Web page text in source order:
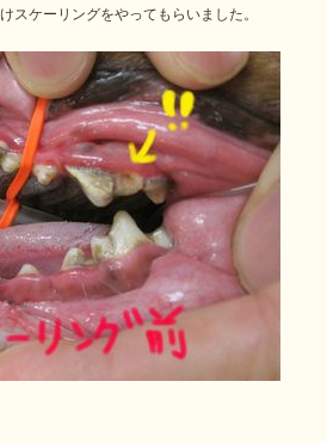
スケーリングをやってもらいました。